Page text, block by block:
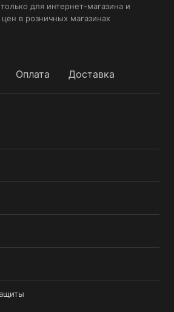
для интернет-магазина и
в розничных магазинах
Оплата Доставка